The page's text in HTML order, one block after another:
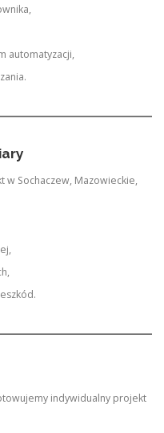
automatyzacji,
w Sochaczew, Mazowieckie,
indywidualny projekt